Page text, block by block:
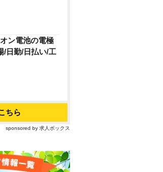
ン電池の電極
/日勤/日払い/工
ちら
sponsored by 求人ボックス